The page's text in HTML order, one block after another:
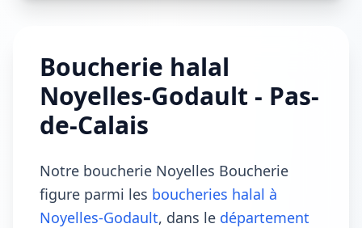
Boucherie halal
Noyelles-Godault - Pas-
de-Calais
Notre boucherie Noyelles Boucherie
figure parmi les boucheries halal à
Noyelles-Godault, dans le département